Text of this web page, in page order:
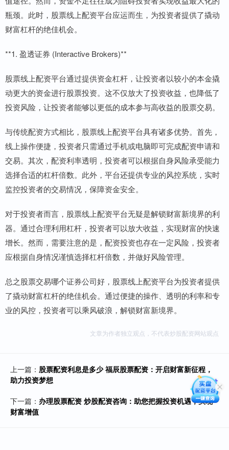
瓶颈。此时，股票线上配资平台应运而生，为投资者提供了撬动
财富杠杆的绝佳机会。
**1. 盈透证券 (Interactive Brokers)**
股票线上配资平台通过提供资金杠杆，让投资者以较小的本金撬
动更大的资金进行股票投资。这不仅放大了投资收益，也降低了
投资风险，让投资者能够以更低的成本参与高收益的股票交易。
与传统配资方式相比，股票线上配资平台具有诸多优势。首先，
线上操作便捷，投资者只需通过手机或电脑即可完成配资申请和
交易。其次，配资利率透明，投资者可以根据自身风险承受能力
选择合适的杠杆倍数。此外，平台还提供专业的风控系统，实时
监控投资者的交易情况，保障资金安全。
对于投资者而言，股票线上配资平台无疑是解锁财富新境界的利
器。通过合理利用杠杆，投资者可以放大收益，实现财富的快速
增长。然而，需要注意的是，配资投资也存在一定风险，投资者
应根据自身情况谨慎选择杠杆倍数，并做好风险管理。
总之股票交易哪个证券公司好，股票线上配资平台为投资者提供
了撬动财富杠杆的绝佳机会。通过便捷的操作、透明的利率和专
业的风控，投资者可以乘风破浪，解锁财富新境界。
文章为作者独立观点，不代表炒股配资网站观点
上一篇： 股票配资利息是多少 福辰股票配资：开启财富新征程，
助力投资梦想
下一篇： 办理股票配资 炒股配资咨询：助您把握投资机遇，实现
财富增值